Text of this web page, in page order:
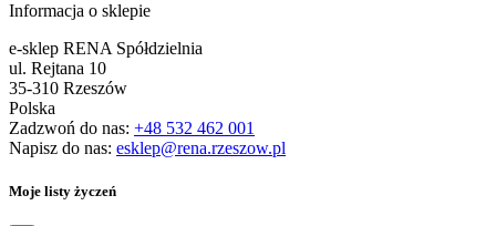
Informacja o sklepie
e-sklep RENA Spółdzielnia
ul. Rejtana 10
35-310 Rzeszów
Polska
Zadzwoń do nas: +48 532 462 001
Napisz do nas: esklep@rena.rzeszow.pl
Moje listy życzeń